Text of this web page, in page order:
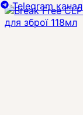
Telegram канал